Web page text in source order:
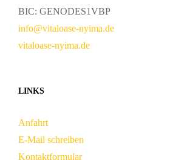
BIC: GENODES1VBP
info@vitaloase-nyima.de
vitaloase-nyima.de
LINKS
Anfahrt
E-Mail schreiben
Kontaktformular